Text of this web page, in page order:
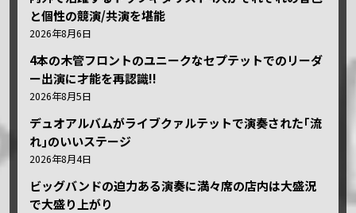
と個性の競演/共演を堪能
2026年8月6日
4本の木管フロントのユニークなセプテットでのリーダ
ー出演に才能を再認識!!
2026年8月5日
デュオアルバムがライブクァルテットで演奏された｢流
れ｣のいいステージ
2026年8月4日
ビッグバンドの迫力ある演奏に満々席の店内は大盛況
で大盛り上がり